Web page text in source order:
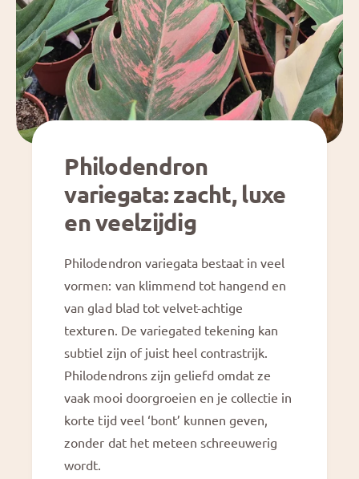
c
a
s
a
P
o
y
a
r
i
g
a
t
a
P
i
k
l
o
c
a
s
i
a
l
l
y
V
a
i
g
a
t
a
P
i
n
k
Philodendron
variegata: zacht, luxe
en veelzijdig
Philodendron variegata bestaat in veel
vormen: van klimmend tot hangend en
van glad blad tot velvet-achtige
texturen. De variegated tekening kan
subtiel zijn of juist heel contrastrijk.
Philodendrons zijn geliefd omdat ze
vaak mooi doorgroeien en je collectie in
korte tijd veel ‘bont’ kunnen geven,
zonder dat het meteen schreeuwerig
wordt.